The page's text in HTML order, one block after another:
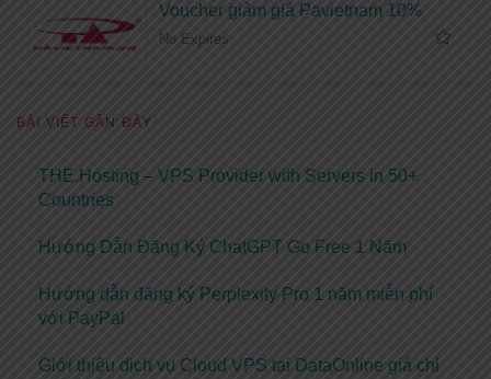
Voucher giảm giá Pavietnam 10%
No Expires
BÀI VIẾT GẦN ĐÂY
THE.Hosting – VPS Provider with Servers in 50+
Countries
Hướng Dẫn Đăng Ký ChatGPT Go Free 1 Năm
Hướng dẫn đăng ký Perplexity Pro 1 năm miễn phí
với PayPal
Giới thiệu dịch vụ Cloud VPS tại DataOnline giá chỉ